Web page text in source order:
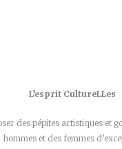
L’esprit CultureLLes
des pépites artistiques et
hommes et des femmes